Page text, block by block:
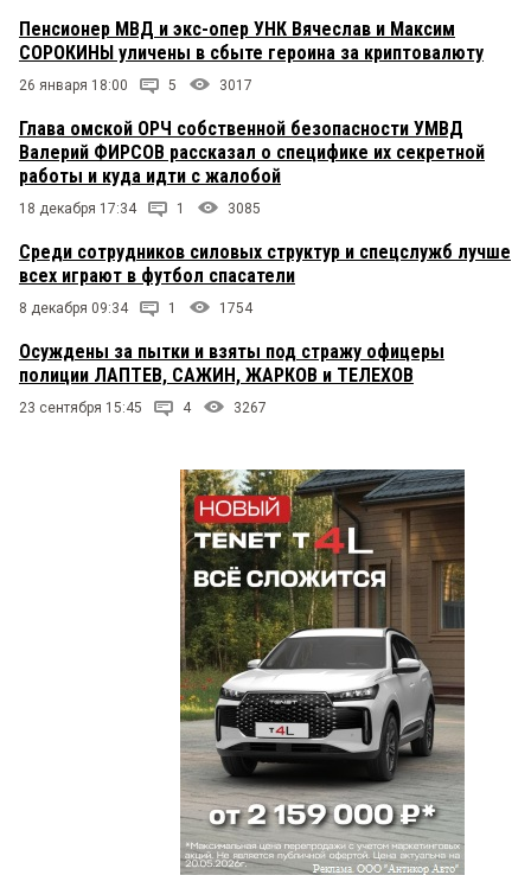
Пенсионер МВД и экс-опер УНК Вячеслав и Максим
СОРОКИНЫ уличены в сбыте героина за криптовалюту
26 января 18:00 5 3017
Глава омской ОРЧ собственной безопасности УМВД
Валерий ФИРСОВ рассказал о специфике их секретной
работы и куда идти с жалобой
18 декабря 17:34 1 3085
Среди сотрудников силовых структур и спецслужб лучше
всех играют в футбол спасатели
8 декабря 09:34 1 1754
Осуждены за пытки и взяты под стражу офицеры
полиции ЛАПТЕВ, САЖИН, ЖАРКОВ и ТЕЛЕХОВ
23 сентября 15:45 4 3267